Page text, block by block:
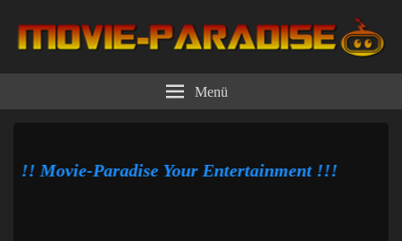
Movie-Paradise
Bundesliga Premier League Serie A Champions League Ligue 1 La Liga
Tennis Golf NBA NHL Live Stream Kostenlos Ohne Anmeldung | Live Stream
Menü
!!! Movie-Paradise Your Entertainment !!!